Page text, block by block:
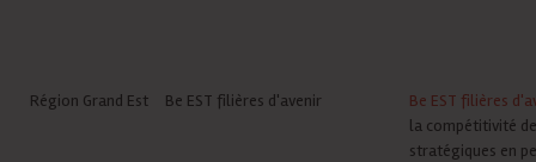
Région Grand Est Be EST filières d'avenir
Be EST filières
la compétitivité
stratégiques en